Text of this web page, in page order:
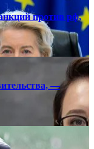
против рф,
—